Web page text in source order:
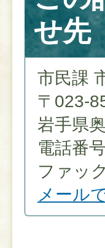
せ先
市民課
〒023-
岩手県
電話番
ファッ
メール